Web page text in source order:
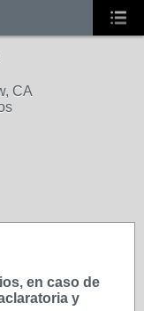
CA
en caso de
y